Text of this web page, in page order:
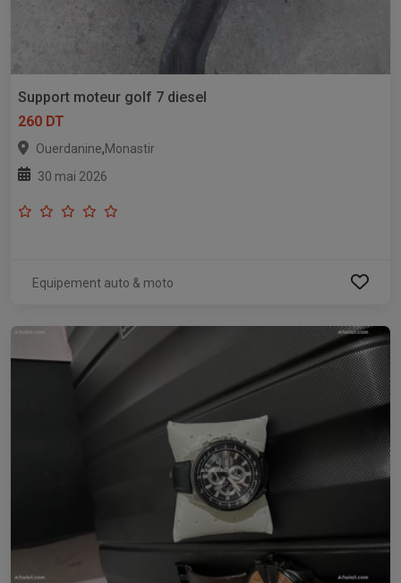
Support moteur golf 7 diesel
260 DT
Ouerdanine,Monastir
30 mai 2026
Equipement auto & moto